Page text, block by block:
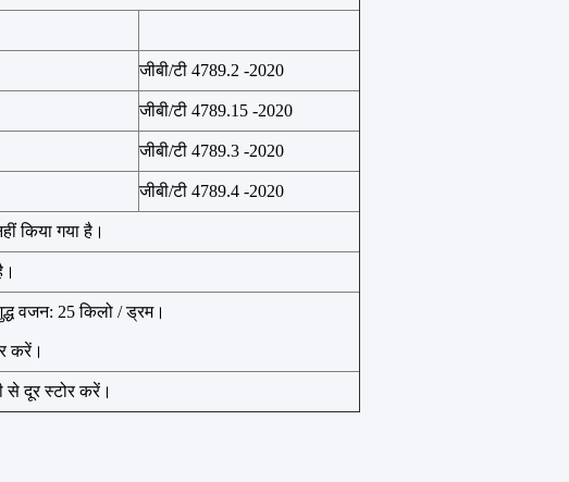
जीबी/टी 4789.2 -2020
जीबी/टी 4789.15 -2020
जीबी/टी 4789.3 -2020
जीबी/टी 4789.4 -2020
किया गया है।
वजन: 25 किलो / ड्रम।
करें।
दूर स्टोर करें।